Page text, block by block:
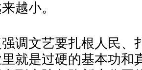
越小。
调文艺要扎根人民、
就是过硬的基本功和